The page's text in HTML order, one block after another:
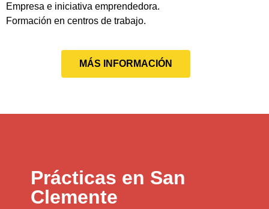
Empresa e iniciativa emprendedora.
Formación en centros de trabajo.
MÁS INFORMACIÓN
Prácticas en San
Clemente